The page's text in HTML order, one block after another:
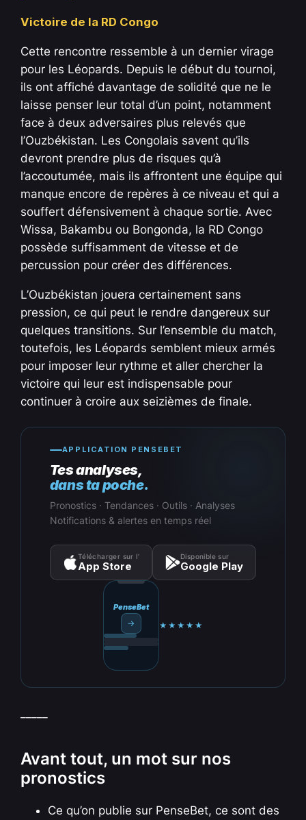
Victoire de la RD Congo
Cette rencontre ressemble à un dernier virage
pour les Léopards. Depuis le début du tournoi,
ils ont affiché davantage de solidité que ne le
laisse penser leur total d’un point, notamment
face à deux adversaires plus relevés que
l’Ouzbékistan. Les Congolais savent qu’ils
devront prendre plus de risques qu’à
l’accoutumée, mais ils affrontent une équipe qui
manque encore de repères à ce niveau et qui a
souffert défensivement à chaque sortie. Avec
Wissa, Bakambu ou Bongonda, la RD Congo
possède suffisamment de vitesse et de
percussion pour créer des différences.
L’Ouzbékistan jouera certainement sans
pression, ce qui peut le rendre dangereux sur
quelques transitions. Sur l’ensemble du match,
toutefois, les Léopards semblent mieux armés
pour imposer leur rythme et aller chercher la
victoire qui leur est indispensable pour
continuer à croire aux seizièmes de finale.
APPLICATION PENSEBET
Tes analyses,
dans ta poche.
Pronostics · Tendances · Outils · Analyses
Notifications & alertes en temps réel
Télécharger sur l’
App Store
Disponible sur
Google Play
PenseBet
→ ★★★★★
Avant tout, un mot sur nos
pronostics
Ce qu’on publie sur PenseBet, ce sont des